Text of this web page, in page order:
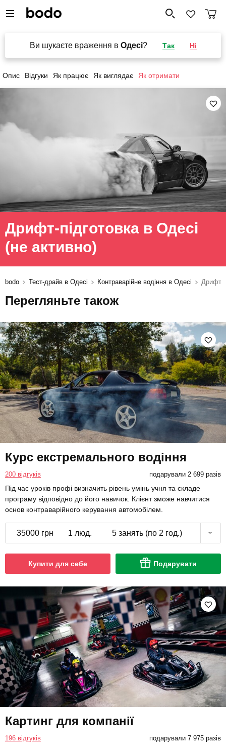
Ви шукаєте враження в Одесі? Так Ні
Опис Відгуки Як працює Як виглядає Як отримати
Дрифт-підготовка в Одесі
(не активно)
bodo Тест-драйв в Одесі Контраварійне водіння в Одесі Дрифт-
Перегляньте також
Курс екстремального водіння
200 відгуків подарували 2 699 разів
Під час уроків профі визначить рівень умінь учня та складе
програму відповідно до його навичок. Клієнт зможе навчитися
основ контраварійного керування автомобілем.
35000 грн 1 люд. 5 занять (по 2 год.)
Купити для себе Подарувати
Картинг для компанії
196 відгуків подарували 7 975 разів